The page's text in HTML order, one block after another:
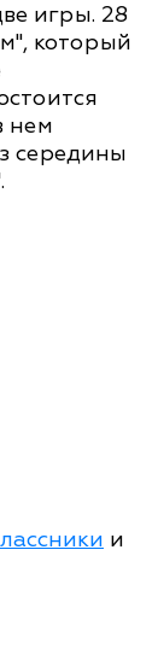
игры. 28
который
нем
середины
и